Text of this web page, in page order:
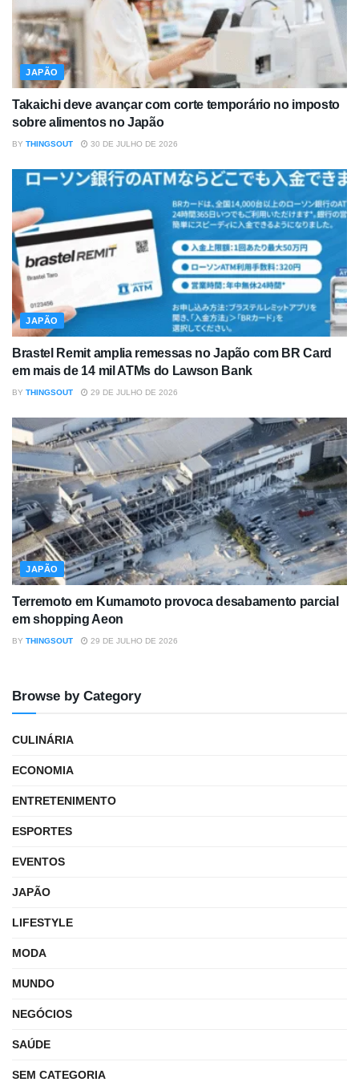
JAPÃO
Takaichi deve avançar com corte temporário no imposto
sobre alimentos no Japão
BY THINGSOUT 30 DE JULHO DE 2026
JAPÃO
Brastel Remit amplia remessas no Japão com BR Card
em mais de 14 mil ATMs do Lawson Bank
BY THINGSOUT 29 DE JULHO DE 2026
JAPÃO
Terremoto em Kumamoto provoca desabamento parcial
em shopping Aeon
BY THINGSOUT 29 DE JULHO DE 2026
Browse by Category
CULINÁRIA
ECONOMIA
ENTRETENIMENTO
ESPORTES
EVENTOS
JAPÃO
LIFESTYLE
MODA
MUNDO
NEGÓCIOS
SAÚDE
SEM CATEGORIA